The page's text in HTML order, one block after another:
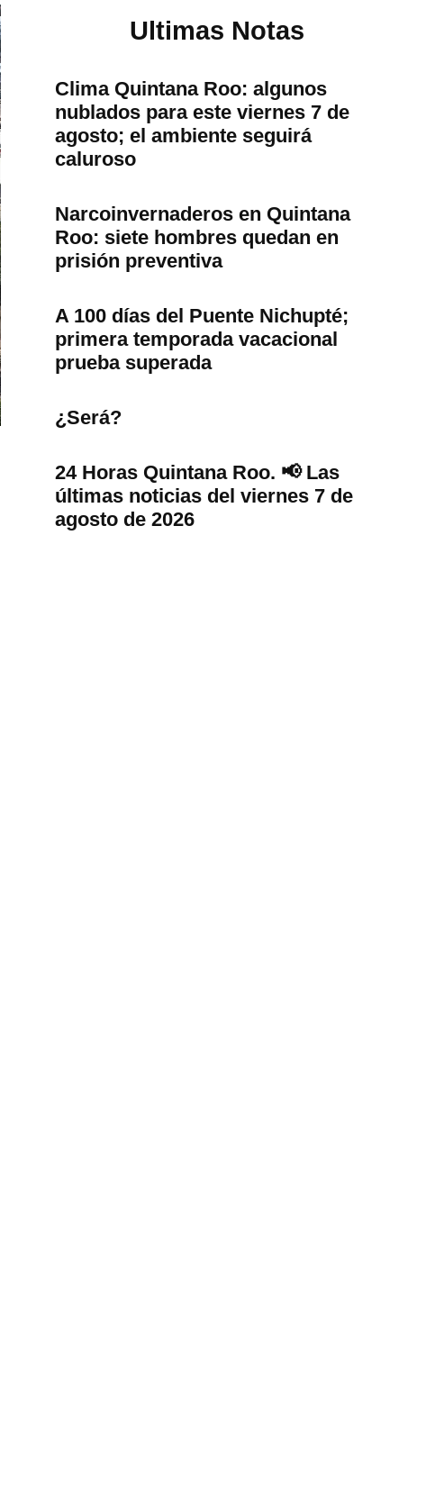
Ultimas Notas
Clima Quintana Roo: algunos
nublados para este viernes 7 de
agosto; el ambiente seguirá
caluroso
Narcoinvernaderos en Quintana
Roo: siete hombres quedan en
prisión preventiva
A 100 días del Puente Nichupté;
primera temporada vacacional
prueba superada
¿Será?
24 Horas Quintana Roo. 📢 Las
últimas noticias del viernes 7 de
agosto de 2026